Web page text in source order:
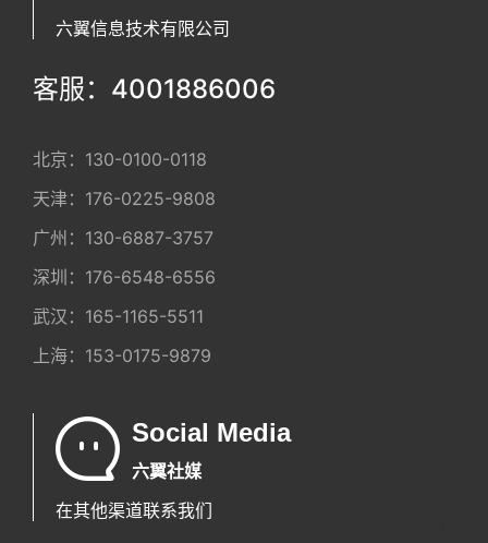
六翼信息技术有限公司
客服：4001886006
北京： 130-0100-0118
天津： 176-0225-9808
广州： 130-6887-3757
深圳： 176-6548-6556
武汉： 165-1165-5511
上海： 153-0175-9879
Social Media
六翼社媒
在其他渠道联系我们